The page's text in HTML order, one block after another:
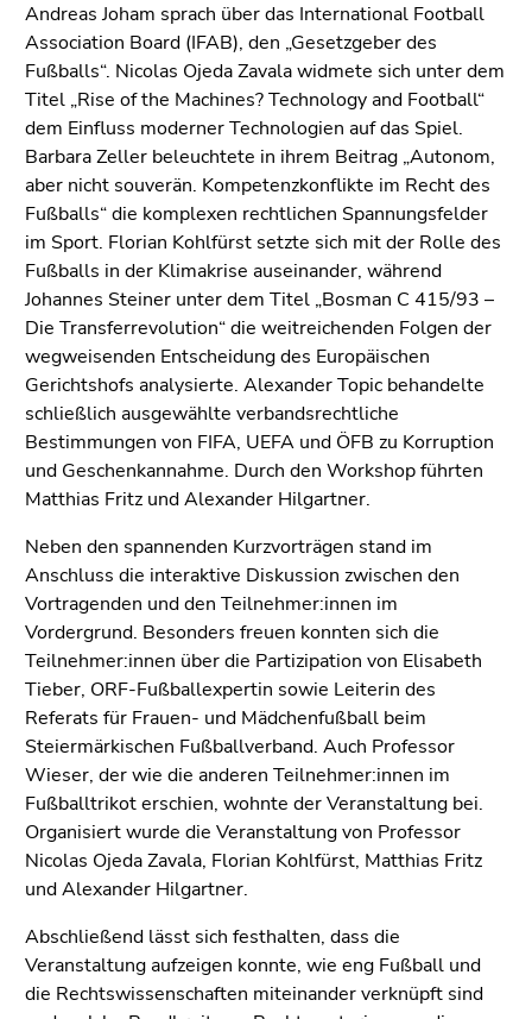
Zu
den
Seiteneinstellungen
(Benutzer/Sprache)
(Zugriffstaste
8)
Zur
Suche
(Zugriffstaste
9)
Andreas Joham sprach über das International Football
Association Board (IFAB), den „Gesetzgeber des
Fußballs“. Nicolas Ojeda Zavala widmete sich unter dem
Titel „Rise of the Machines? Technology and Football“
dem Einfluss moderner Technologien auf das Spiel.
Barbara Zeller beleuchtete in ihrem Beitrag „Autonom,
aber nicht souverän. Kompetenzkonflikte im Recht des
Fußballs“ die komplexen rechtlichen Spannungsfelder
im Sport. Florian Kohlfürst setzte sich mit der Rolle des
Fußballs in der Klimakrise auseinander, während
Johannes Steiner unter dem Titel „Bosman C 415/93 –
Die Transferrevolution“ die weitreichenden Folgen der
wegweisenden Entscheidung des Europäischen
Gerichtshofs analysierte. Alexander Topic behandelte
schließlich ausgewählte verbandsrechtliche
Bestimmungen von FIFA, UEFA und ÖFB zu Korruption
und Geschenkannahme. Durch den Workshop führten
Matthias Fritz und Alexander Hilgartner.
Neben den spannenden Kurzvorträgen stand im
Anschluss die interaktive Diskussion zwischen den
Vortragenden und den Teilnehmer:innen im
Vordergrund. Besonders freuen konnten sich die
Teilnehmer:innen über die Partizipation von Elisabeth
Tieber, ORF-Fußballexpertin sowie Leiterin des
Referats für Frauen- und Mädchenfußball beim
Steiermärkischen Fußballverband. Auch Professor
Wieser, der wie die anderen Teilnehmer:innen im
Fußballtrikot erschien, wohnte der Veranstaltung bei.
Organisiert wurde die Veranstaltung von Professor
Nicolas Ojeda Zavala, Florian Kohlfürst, Matthias Fritz
und Alexander Hilgartner.
Abschließend lässt sich festhalten, dass die
Veranstaltung aufzeigen konnte, wie eng Fußball und
die Rechtswissenschaften miteinander verknüpft sind